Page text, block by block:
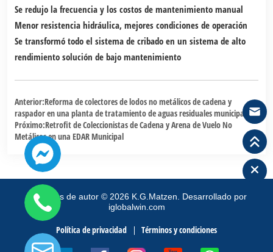
Se redujo la frecuencia y los costos de mantenimiento manual
Menor resistencia hidráulica, mejores condiciones de operación
Se transformó todo el sistema de cribado en un sistema de alto
rendimiento solución de bajo mantenimiento
Anterior:Reforma de colectores de lodos no metálicos de cadena y
raspador en una planta de tratamiento de aguas residuales municipal
Próximo:Retrofit de Coleccionistas de Cadena y Arena de Vuelo No
Metálicos en una EDAR Municipal
Derechos de autor © 2026 K.G.Matzen. Desarrollado por
iglobalwin.com
Política de privacidad Términos y condiciones